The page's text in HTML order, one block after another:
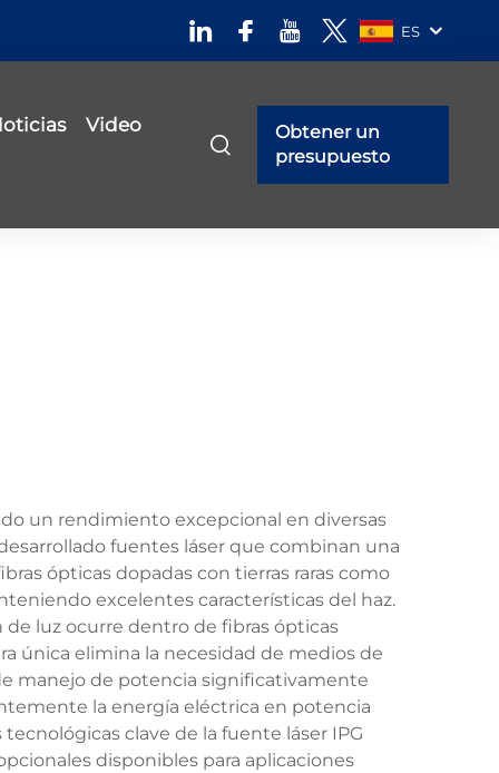
ES
Video
Obtener un
presupuesto
un rendimiento excepcional en diversas
fuentes láser que combinan una
ópticas dopadas con tierras raras como
excelentes características del haz.
luz ocurre dentro de fibras ópticas
única elimina la necesidad de medios de
manejo de potencia significativamente
la energía eléctrica en potencia
clave de la fuente láser IPG
disponibles para aplicaciones